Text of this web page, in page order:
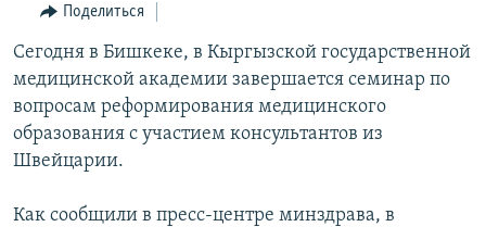
навигации
Вернутся
поиску
ТАДЖИКИСТАН
ҚАЗАҚША
КЫРГЫЗЧА
ЎЗБЕКЧА
ТОҶИКӢ
TÜRKMENÇE
Все сайты РСЕ/РС
Поделиться
Сегодня в Бишкеке, в Кыргызской государственной
медицинской академии завершается семинар по
вопросам реформирования медицинского
образования с участием консультантов из
Швейцарии.
Как сообщили в пресс-центре минздрава, в